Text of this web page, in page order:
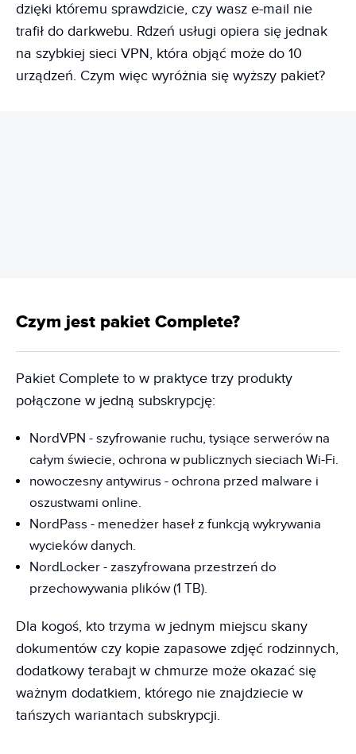
dzięki któremu sprawdzicie, czy wasz e-mail nie
trafił do darkwebu. Rdzeń usługi opiera się jednak
na szybkiej sieci VPN, która objąć może do 10
urządzeń. Czym więc wyróżnia się wyższy pakiet?
Czym jest pakiet Complete?
Pakiet Complete to w praktyce trzy produkty
połączone w jedną subskrypcję:
NordVPN - szyfrowanie ruchu, tysiące serwerów na
całym świecie, ochrona w publicznych sieciach Wi-Fi.
nowoczesny antywirus - ochrona przed malware i
oszustwami online.
NordPass - menedżer haseł z funkcją wykrywania
wycieków danych.
NordLocker - zaszyfrowana przestrzeń do
przechowywania plików (1 TB).
Dla kogoś, kto trzyma w jednym miejscu skany
dokumentów czy kopie zapasowe zdjęć rodzinnych,
dodatkowy terabajt w chmurze może okazać się
ważnym dodatkiem, którego nie znajdziecie w
tańszych wariantach subskrypcji.